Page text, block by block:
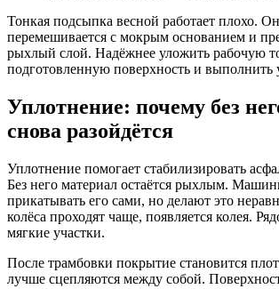
Тонкая подсыпка весной работает плохо.
перемешивается с мокрым основанием и
рыхлый слой. Надёжнее уложить рабочую
подготовленную поверхность и выполнить
Уплотнение: почему без
снова разойдётся
Уплотнение помогает стабилизировать
Без него материал остаётся рыхлым.
прикатывать его сами, но делают это
колёса проходят чаще, появляется колея.
мягкие участки.
После трамбовки покрытие становится
лучше сцепляются между собой.